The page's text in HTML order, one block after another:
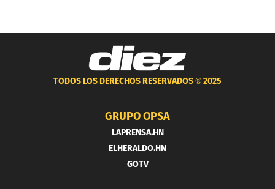
TODOS LOS DERECHOS RESERVADOS ®2025
GRUPO OPSA
LAPRENSA.HN
ELHERALDO.HN
GOTV